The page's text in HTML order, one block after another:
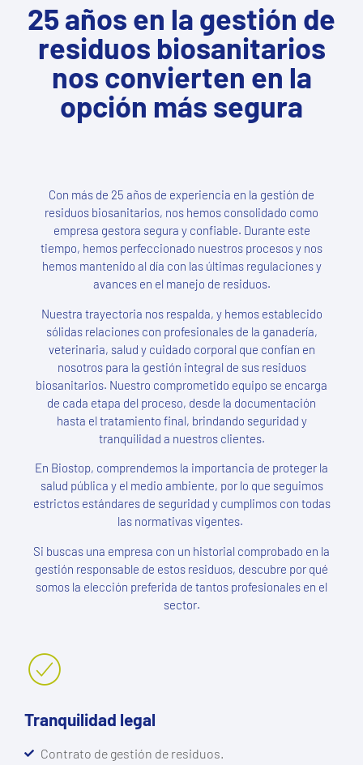
25 años en la gestión de
residuos biosanitarios
nos convierten en la
opción más segura
Con más de 25 años de experiencia en la gestión de
residuos biosanitarios, nos hemos consolidado como
empresa gestora segura y confiable. Durante este
tiempo, hemos perfeccionado nuestros procesos y nos
hemos mantenido al día con las últimas regulaciones y
avances en el manejo de residuos.
Nuestra trayectoria nos respalda, y hemos establecido
sólidas relaciones con profesionales de la ganadería,
veterinaria, salud y cuidado corporal que confían en
nosotros para la gestión integral de sus residuos
biosanitarios. Nuestro comprometido equipo se encarga
de cada etapa del proceso, desde la documentación
hasta el tratamiento final, brindando seguridad y
tranquilidad a nuestros clientes.
En Biostop, comprendemos la importancia de proteger la
salud pública y el medio ambiente, por lo que seguimos
estrictos estándares de seguridad y cumplimos con todas
las normativas vigentes.
Si buscas una empresa con un historial comprobado en la
gestión responsable de estos residuos, descubre por qué
somos la elección preferida de tantos profesionales en el
sector.
Tranquilidad legal
Contrato de gestión de residuos.